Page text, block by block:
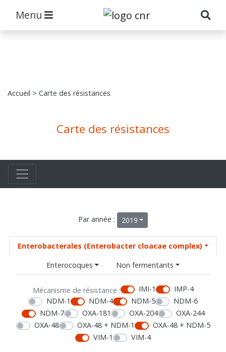
Menu
Accueil > Carte des résistances
Carte des résistances
Par année : 2019
Enterobacterales (Enterobacter cloacae complex)
Enterocoques
Non fermentants
Mécanisme de résistance : IMI-1
IMP-4
NDM-1
NDM-4 NDM-5
NDM-6
NDM-7
OXA-181 OXA-204
OXA-244
OXA-48
OXA-48 + NDM-1
OXA-48 + NDM-5
VIM-1
VIM-4